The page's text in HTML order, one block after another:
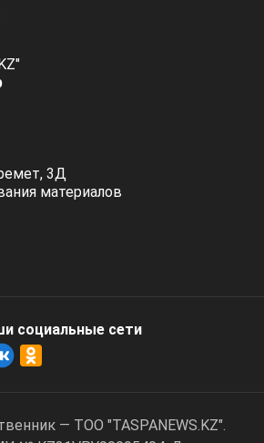
3Д
материалов
социальные cети
— ТОО "TASPANEWS.KZ".